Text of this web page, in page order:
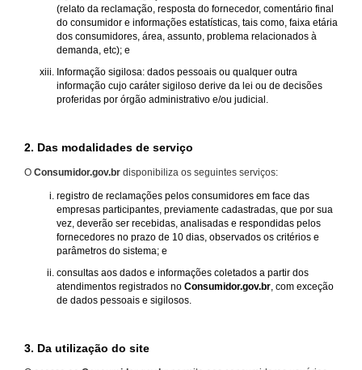
(relato da reclamação, resposta do fornecedor, comentário final
do consumidor e informações estatísticas, tais como, faixa etária
dos consumidores, área, assunto, problema relacionados à
demanda, etc); e
Informação sigilosa: dados pessoais ou qualquer outra
informação cujo caráter sigiloso derive da lei ou de decisões
proferidas por órgão administrativo e/ou judicial.
2. Das modalidades de serviço
O Consumidor.gov.br disponibiliza os seguintes serviços:
registro de reclamações pelos consumidores em face das
empresas participantes, previamente cadastradas, que por sua
vez, deverão ser recebidas, analisadas e respondidas pelos
fornecedores no prazo de 10 dias, observados os critérios e
parâmetros do sistema; e
consultas aos dados e informações coletados a partir dos
atendimentos registrados no Consumidor.gov.br , com exceção
de dados pessoais e sigilosos.
3. Da utilização do site